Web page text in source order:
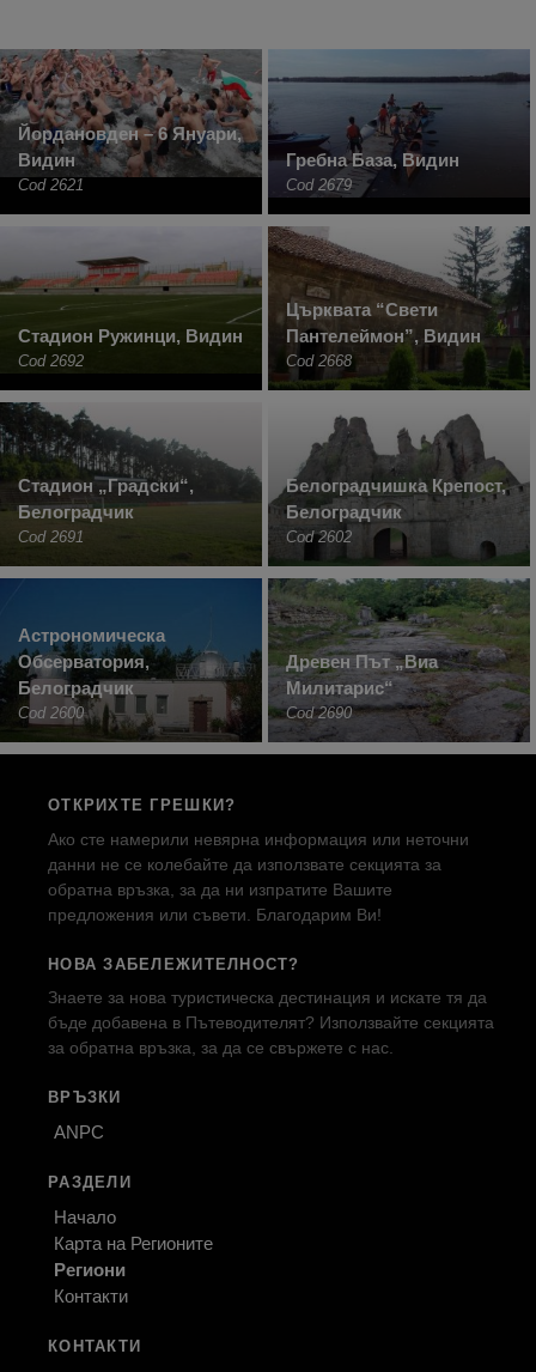
Йордановден – 6 Януари,
Видин
Cod 2621
Гребна База, Видин
Cod 2679
Стадион Ружинци, Видин
Cod 2692
Църквата “Свети
Пантелеймон”, Видин
Cod 2668
Стадион „Градски“,
Белоградчик
Cod 2691
Белоградчишка Крепост,
Белоградчик
Cod 2602
Астрономическа
Обсерватория,
Белоградчик
Cod 2600
Древен Път „Виа
Милитарис“
Cod 2690
ОТКРИХТЕ ГРЕШКИ?
Ако сте намерили невярна информация или неточни
данни не се колебайте да използвате секцията за
обратна връзка, за да ни изпратите Вашите
предложения или съвети. Благодарим Ви!
НОВА ЗАБЕЛЕЖИТЕЛНОСТ?
Знаете за нова туристическа дестинация и искате тя да
бъде добавена в Пътеводителят? Използвайте секцията
за обратна връзка, за да се свържете с нас.
ВРЪЗКИ
ANPC
РАЗДЕЛИ
Начало
Карта на Регионите
Региони
Контакти
КОНТАКТИ